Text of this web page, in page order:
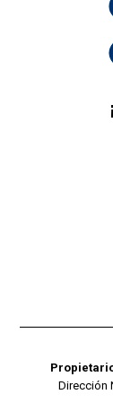
Dirección